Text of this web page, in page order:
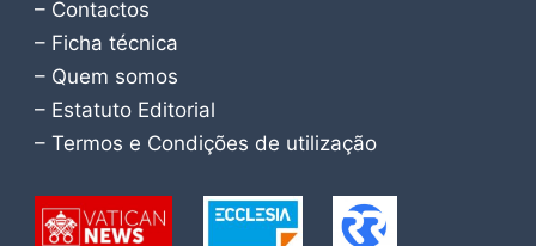
– Contactos
– Ficha técnica
– Quem somos
– Estatuto Editorial
– Termos e Condições de utilização